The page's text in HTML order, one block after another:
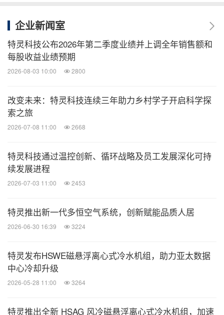
洲地区积极为客户创新。EMEA市场业务包括暖通空
调系统与服务、商用楼宇建筑解决方案以及运输制冷
系统和解决方案。
订单量
美国通用会计准则营运利润率 15.3 % 13.9 % 140个基点
调整后营运利润率
企业新闻室
特灵科技公布2026年第二季度业绩并上调全年销售额和
每股收益业绩预期
2026-08-03 10:00 2800
改变未来：特灵科技连续三年助力乡村学子开启科学探
索之旅
2026-07-08 11:00 2668
特灵科技通过温控创新、循环战略及员工发展深化可持
续发展进程
2026-07-03 11:00 2453
特灵推出新一代多恒空气系统，创新赋能品质人居
2026-06-30 16:39 3224
特灵发布HSWE磁悬浮离心式冷水机组，助力亚太数据
中心冷却升级
2026-05-28 11:00 3264
特灵推出全新 HSAG 风冷磁悬浮离心式冷水机组，加速